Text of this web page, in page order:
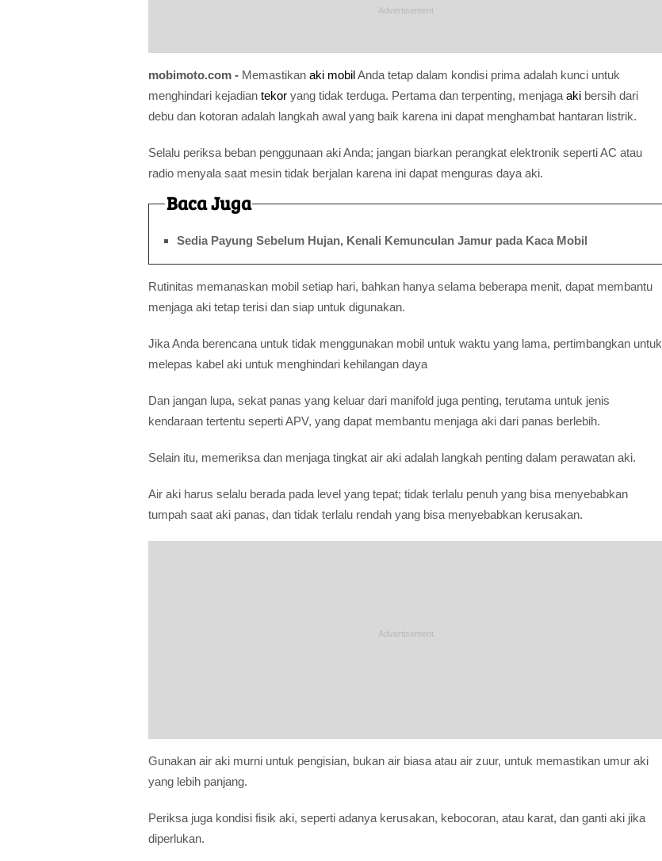
mobimoto.com - Memastikan aki mobilAnda tetap dalam kondisi prima adalah kunci untuk
menghindari kejadian tekor yang tidak terduga. Pertama dan terpenting, menjaga aki bersih dari
debu dan kotoran adalah langkah awal yang baik karena ini dapat menghambat hantaran listrik.
Selalu periksa beban penggunaan aki Anda; jangan biarkan perangkat elektronik seperti AC atau
radio menyala saat mesin tidak berjalan karena ini dapat menguras daya aki.
Baca Juga
Sedia Payung Sebelum Hujan, Kenali Kemunculan Jamur pada Kaca Mobil
Rutinitas memanaskan mobil setiap hari, bahkan hanya selama beberapa menit, dapat membantu
menjaga aki tetap terisi dan siap untuk digunakan.
Jika Anda berencana untuk tidak menggunakan mobil untuk waktu yang lama, pertimbangkan untuk
melepas kabel aki untuk menghindari kehilangan daya
Dan jangan lupa, sekat panas yang keluar dari manifold juga penting, terutama untuk jenis
kendaraan tertentu seperti APV, yang dapat membantu menjaga aki dari panas berlebih.
Selain itu, memeriksa dan menjaga tingkat air aki adalah langkah penting dalam perawatan aki.
Air aki harus selalu berada pada level yang tepat; tidak terlalu penuh yang bisa menyebabkan
tumpah saat aki panas, dan tidak terlalu rendah yang bisa menyebabkan kerusakan.
Gunakan air aki murni untuk pengisian, bukan air biasa atau air zuur, untuk memastikan umur aki
yang lebih panjang.
Periksa juga kondisi fisik aki, seperti adanya kerusakan, kebocoran, atau karat, dan ganti aki jika
diperlukan.